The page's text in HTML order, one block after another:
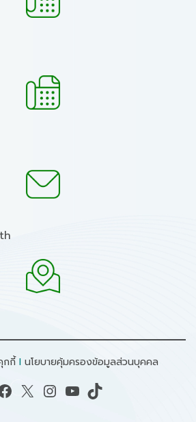
กกี้I นโยบายคุ้มครองข้อมูลส่วนบุคคล
X Instagram YouTube TikTok